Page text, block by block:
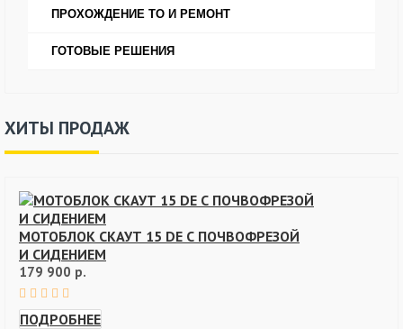
ПРОХОЖДЕНИЕ ТО И РЕМОНТ
ГОТОВЫЕ РЕШЕНИЯ
ХИТЫ ПРОДАЖ
МОТОБЛОК СКАУТ 15 DE С ПОЧВОФРЕЗОЙ
И СИДЕНИЕМ
179 900 р.
ПОДРОБНЕЕ